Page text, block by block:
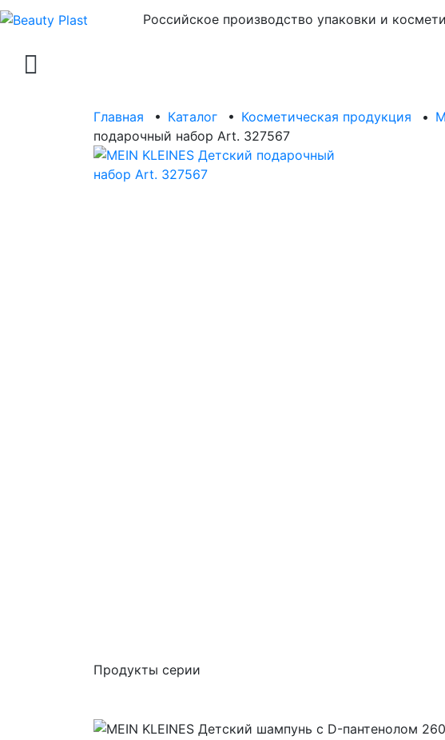
Российское производство упаковки и
Главная • Каталог • Косметическая продукция •
подарочный набор Art. 327567
Продукты серии